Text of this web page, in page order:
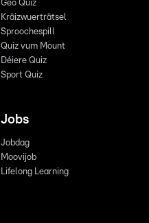
Geo Quiz
Kräizwuerträtsel
Sproochespill
Quiz vum Mount
Déiere Quiz
Sport Quiz
Jobs
Jobdag
Moovijob
Lifelong Learning